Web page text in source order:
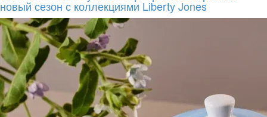
новый сезон с коллекциями Liberty Jones